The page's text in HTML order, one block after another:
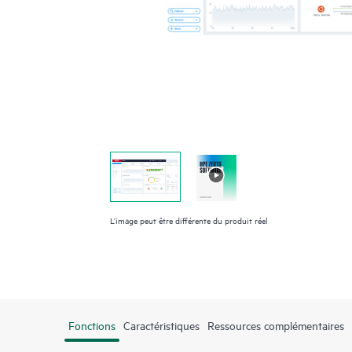
L’image peut être différente du produit réel
Fonctions Caractéristiques Ressources complémentaires